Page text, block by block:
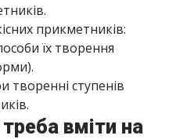
прикметників:
їх творення
творенні ступенів
вміти на